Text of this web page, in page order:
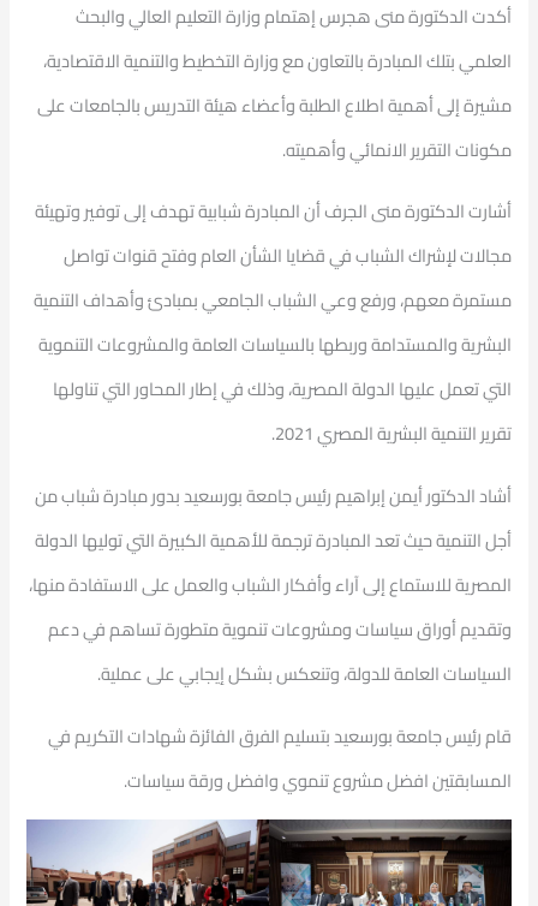
أكدت الدكتورة منى هجرس إهتمام وزارة التعليم العالي والبحث
العلمي بتلك المبادرة بالتعاون مع وزارة التخطيط والتنمية الاقتصادية،
مشيرة إلى أهمية اطلاع الطلبة وأعضاء هيئة التدريس بالجامعات على
مكونات التقرير الانمائي وأهميته.
أشارت الدكتورة منى الجرف أن المبادرة شبابية تهدف إلى توفير وتهيئة
مجالات لإشراك الشباب في قضايا الشأن العام وفتح قنوات تواصل
مستمرة معهم، ورفع وعي الشباب الجامعي بمبادئ وأهداف التنمية
البشرية والمستدامة وربطها بالسياسات العامة والمشروعات التنموية
التي تعمل عليها الدولة المصرية، وذلك في إطار المحاور التي تناولها
تقرير التنمية البشرية المصري 2021.
أشاد الدكتور أيمن إبراهيم رئيس جامعة بورسعيد بدور مبادرة شباب من
أجل التنمية حيث تعد المبادرة ترجمة للأهمية الكبيرة التي توليها الدولة
المصرية للاستماع إلى آراء وأفكار الشباب والعمل على الاستفادة منها،
وتقديم أوراق سياسات ومشروعات تنموية متطورة تساهم في دعم
السياسات العامة للدولة، وتنعكس بشكل إيجابي على عملية.
قام رئيس جامعة بورسعيد بتسليم الفرق الفائزة شهادات التكريم في
المسابقتين افضل مشروع تنموي وافضل ورقة سياسات.